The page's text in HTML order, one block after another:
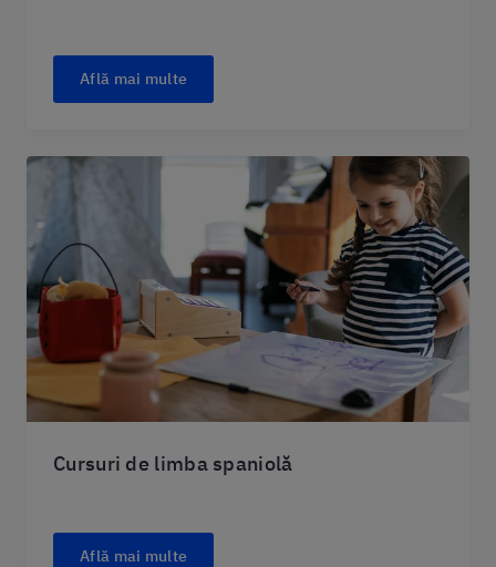
Află mai multe
Cursuri de limba spaniolă
Află mai multe